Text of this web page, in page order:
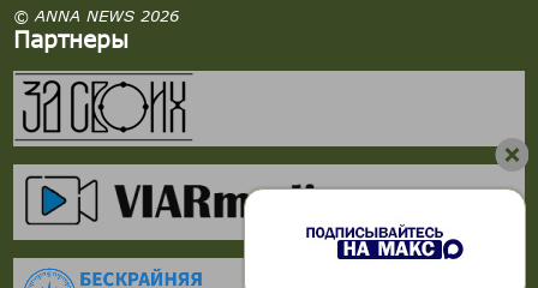
© ANNA NEWS 2026
Партнеры